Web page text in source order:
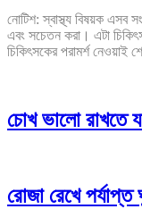
নোটিশ: স্বাস্থ্য বিষয়ক এসব
এবং সচেতন করা। এটা
চিকিৎসকের পরামর্শ নেওয়াই
চোখ ভালো রাখতে
রোজা রেখে